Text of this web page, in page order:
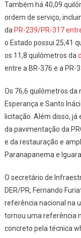
Também há 40,09
ordem de serviço,
da PR-239/PR-317
o Estado possui 25,41
os 11,8 quilômetros da
entre a BR-376 e a PR-
Os 76,6 quilômetros da
Esperança e Santo
licitação. Além disso,
da pavimentação da
e da restauração e
Paranapanema e
O secretário de
DER/PR, Fernando
referência nacional na
tornou uma referência
concreto pela técnica